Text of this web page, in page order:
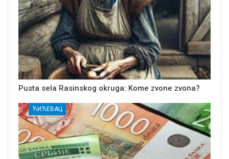
Pusta sela Rasinskog okruga: Kome zvone zvona?
ЋИЋЕВАЦ